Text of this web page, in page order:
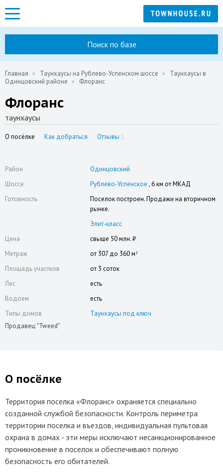
Поиск по базе
Главная Таунхаусы на Рублево-Успенском шоссе
Таунхаусы в
Одинцовский районе
Флоранс
Флоранс
таунхаусы
О посёлке Как добраться Отзывы 1
Район
Одинцовский
Шоссе
Рублево-Успенское , 6 км от МКАД
Готовность
Поселок построен. Продажи на вторичном
рынке.
Элит-класс
Цена
свыше 50 млн. ₽
Метраж
от 307 до 360 м 2
Площадь участков
от 3 соток
Лес
есть
Водоем
есть
Типы домов
Таунхаусы под ключ
Продавец: "Tweed"
О посёлке
Территория поселка «Флоранс» охраняется специально
созданной службой безопасности. Контроль периметра
территории поселка и въездов, индивидуальная пультовая
охрана в домах - эти меры исключают несанкционированное
проникновение в поселок и обеспечивают полную
безопасность его обитателей.